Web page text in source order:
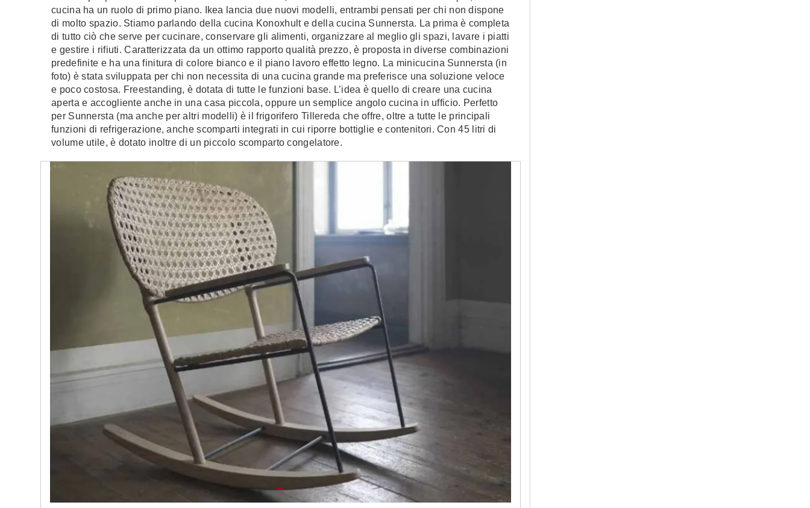
cucina ha un ruolo di primo piano. Ikea lancia due nuovi modelli, entrambi pensati per chi non dispone
di molto spazio. Stiamo parlando della cucina Konoxhult e della cucina Sunnersta. La prima è completa
di tutto ciò che serve per cucinare, conservare gli alimenti, organizzare al meglio gli spazi, lavare i piatti
e gestire i rifiuti. Caratterizzata da un ottimo rapporto qualità prezzo, è proposta in diverse combinazioni
predefinite e ha una finitura di colore bianco e il piano lavoro effetto legno. La minicucina Sunnersta (in
foto) è stata sviluppata per chi non necessita di una cucina grande ma preferisce una soluzione veloce
e poco costosa. Freestanding, è dotata di tutte le funzioni base. L’idea è quello di creare una cucina
aperta e accogliente anche in una casa piccola, oppure un semplice angolo cucina in ufficio. Perfetto
per Sunnersta (ma anche per altri modelli) è il frigorifero Tillereda che offre, oltre a tutte le principali
funzioni di refrigerazione, anche scomparti integrati in cui riporre bottiglie e contenitori. Con 45 litri di
volume utile, è dotato inoltre di un piccolo scomparto congelatore.